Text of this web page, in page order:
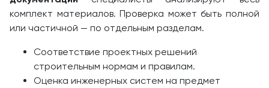
комплект материалов. Проверка может быть полной
или частичной — по отдельным разделам.
Соответствие проектных решений
строительным нормам и правилам.
Оценка инженерных систем на предмет